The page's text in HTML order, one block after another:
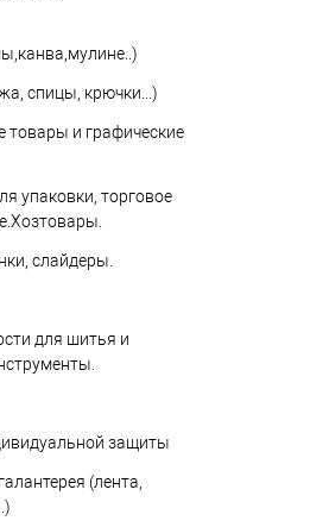
спицы, крючки...)
товары и графические
упаковки, торговое
слайдеры.
для шитья и
защиты
(лента,